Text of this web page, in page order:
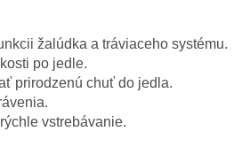
žalúdka a tráviaceho systému.
po jedle.
prirodzenú chuť do jedla.
vstrebávanie.